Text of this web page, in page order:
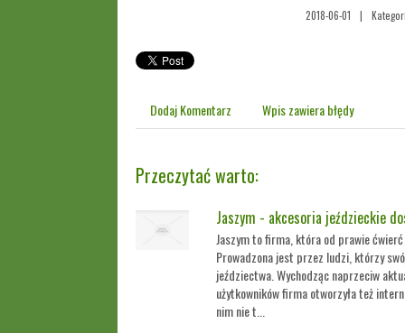
2018-06-01 |
Dodaj Komentarz Wpis zawiera błędy
Przeczytać warto:
Jaszym - akcesoria jeździeckie
Jaszym to firma, która od prawie
Prowadzona jest przez ludzi, którzy
jeździectwa. Wychodząc naprzeciw
użytkowników firma otworzyła też
nim nie t...